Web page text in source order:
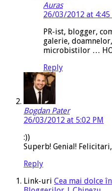
Auras
26/03/2012 at 4:45
PR-ist, blogger,
galerie,
microbistilor …
Reply
Bogdan Pater
26/03/2012 at 5:02 PM
:))
Superb! Genial!
Reply
Link-uri Cea mai dolce